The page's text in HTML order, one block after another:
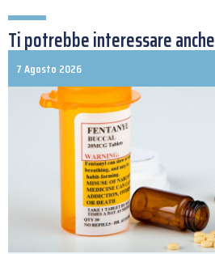
Ti potrebbe interessare anche
7 Agosto 2026